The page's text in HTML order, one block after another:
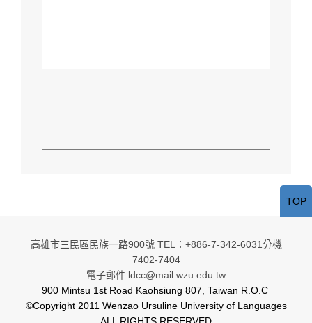
高雄市三民區民族一路900號 TEL：+886-7-342-6031分機
7402-7404
電子郵件:ldcc@mail.wzu.edu.tw
900 Mintsu 1st Road Kaohsiung 807, Taiwan R.O.C
©Copyright 2011 Wenzao Ursuline University of Languages
ALL RIGHTS RESERVED
TOP